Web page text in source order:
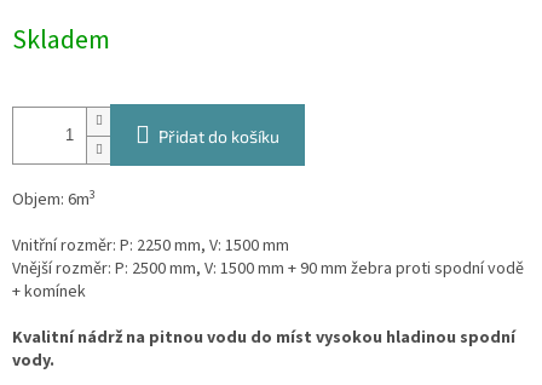
cena:
Skladem
Přidat do košíku
Objem: 6m3
Vnitřní rozměr: P: 2250 mm, V: 1500 mm
Vnější rozměr: P: 2500 mm, V: 1500 mm + 90 mm žebra proti spodní vodě
+ komínek
Kvalitní nádrž na pitnou vodu do míst vysokou hladinou spodní
vody.